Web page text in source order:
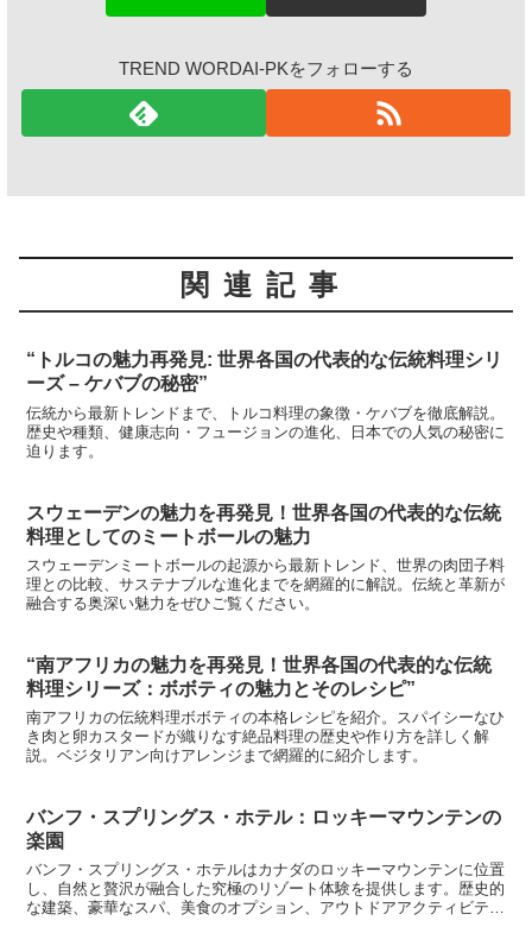
TREND WORDAI-PKをフォローする
関連記事
“トルコの魅力再発見: 世界各国の代表的な伝統料理シリ
ーズ – ケバブの秘密”
伝統から最新トレンドまで、トルコ料理の象徴・ケバブを徹底解説。
歴史や種類、健康志向・フュージョンの進化、日本での人気の秘密に
迫ります。
スウェーデンの魅力を再発見！世界各国の代表的な伝統
料理としてのミートボールの魅力
スウェーデンミートボールの起源から最新トレンド、世界の肉団子料
理との比較、サステナブルな進化までを網羅的に解説。伝統と革新が
融合する奥深い魅力をぜひご覧ください。
“南アフリカの魅力を再発見！世界各国の代表的な伝統
料理シリーズ：ボボティの魅力とそのレシピ”
南アフリカの伝統料理ボボティの本格レシピを紹介。スパイシーなひ
き肉と卵カスタードが織りなす絶品料理の歴史や作り方を詳しく解
説。ベジタリアン向けアレンジまで網羅的に紹介します。
バンフ・スプリングス・ホテル：ロッキーマウンテンの
楽園
バンフ・スプリングス・ホテルはカナダのロッキーマウンテンに位置
し、自然と贅沢が融合した究極のリゾート体験を提供します。歴史的
な建築、豪華なスパ、美食のオプション、アウトドアアクティビティ